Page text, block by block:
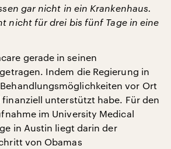
gar nicht in ein Krankenhaus.
nicht für drei bis fünf Tage in eine
gerade in seinen
Indem die Regierung in
vor Ort
unterstützt habe. Für den
im University Medical
in Austin liegt darin der
von Obamas